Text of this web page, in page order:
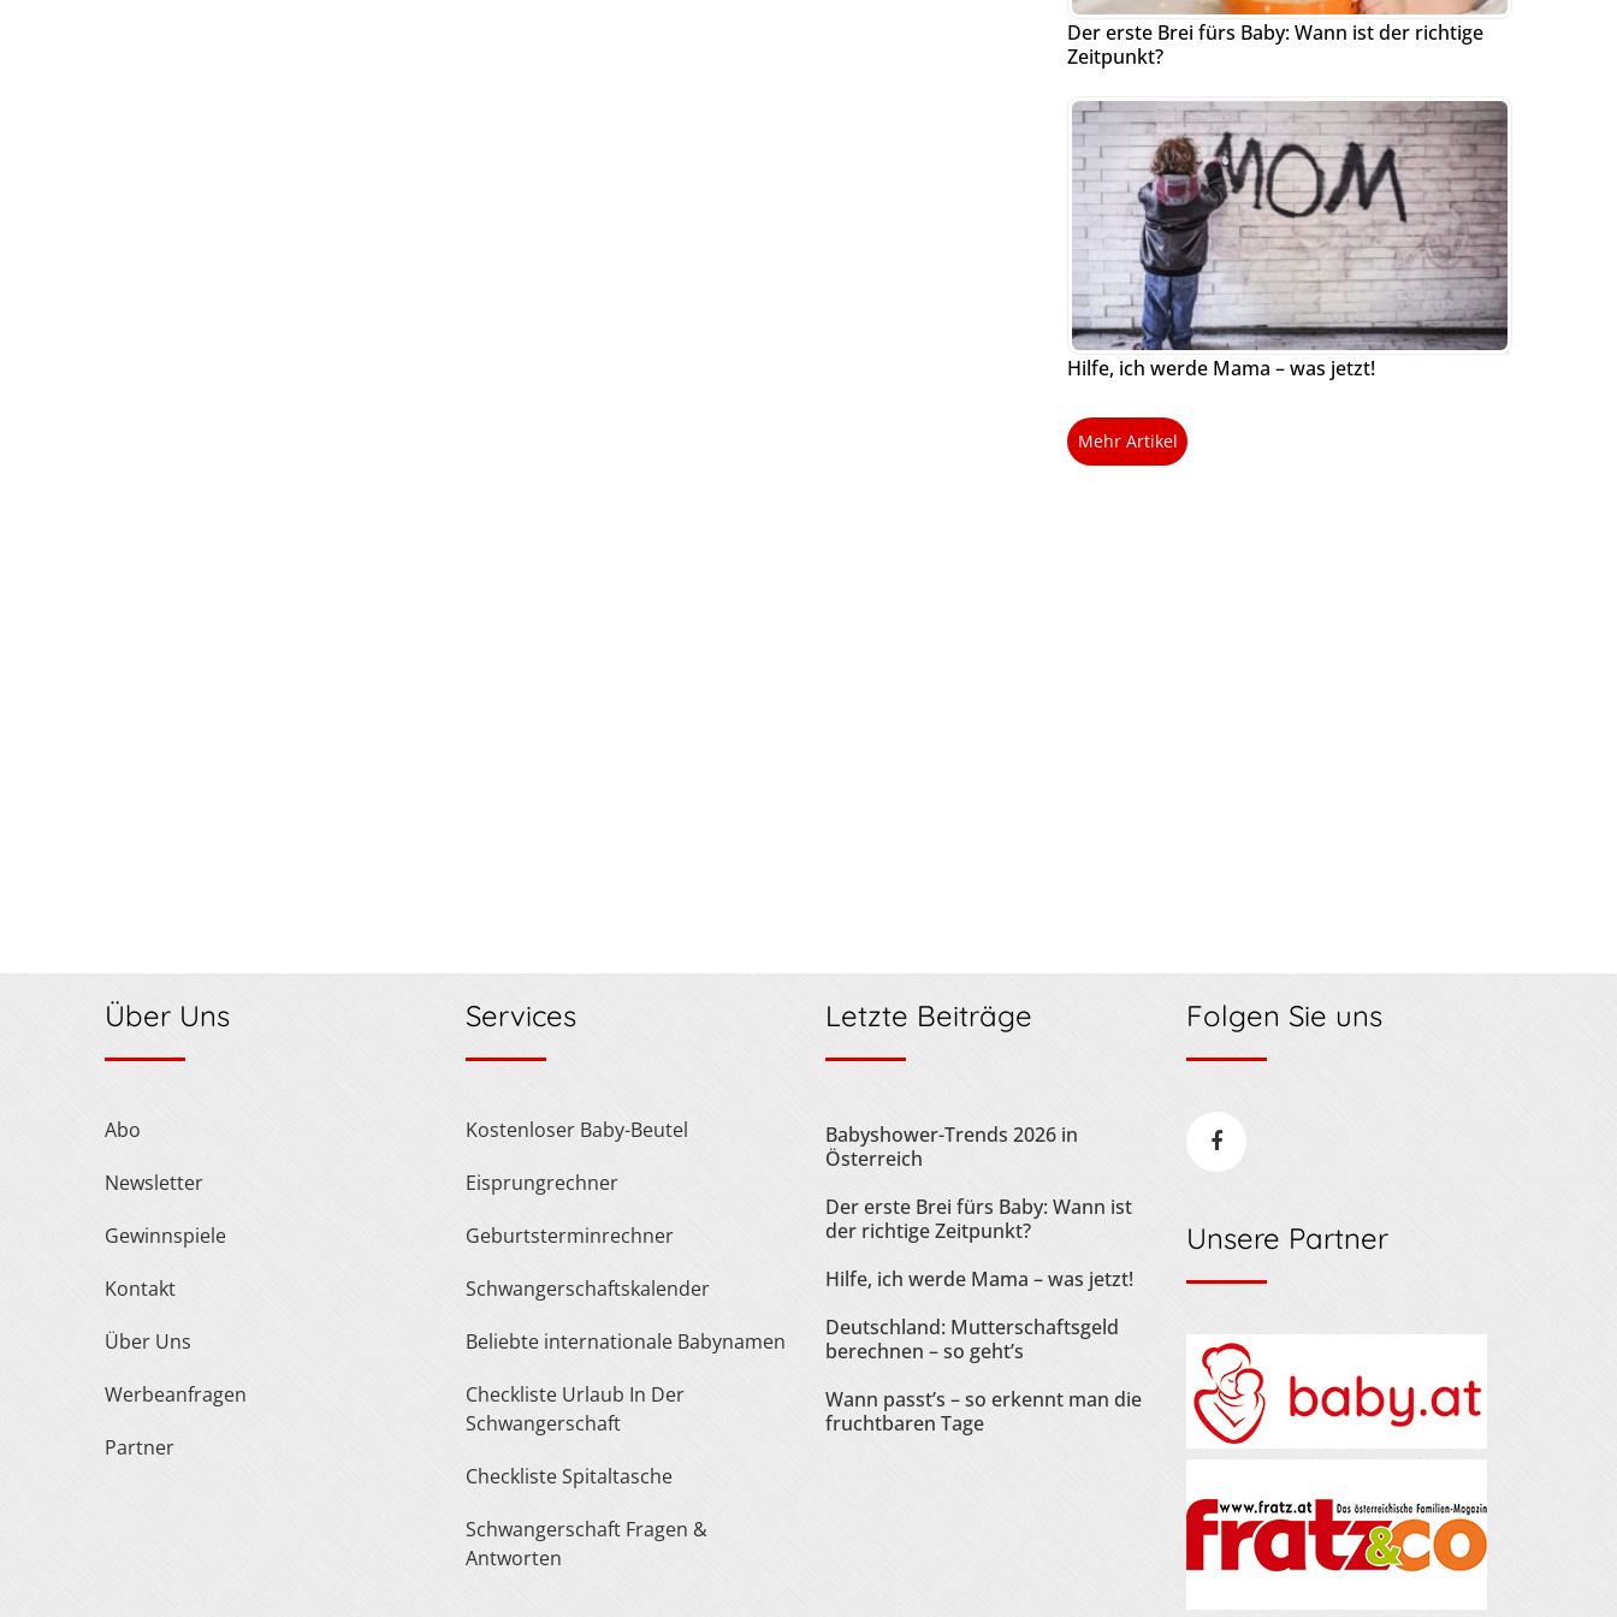
Der erste Brei fürs Baby: Wann ist der richtige
Zeitpunkt?
Hilfe, ich werde Mama – was jetzt!
Mehr Artikel
Über Uns
Abo
Newsletter
Gewinnspiele
Kontakt
Über Uns
Werbeanfragen
Partner
Services
Kostenloser Baby-Beutel
Eisprungrechner
Geburtsterminrechner
Schwangerschaftskalender
Beliebte internationale Babynamen
Checkliste Urlaub In Der
Schwangerschaft
Checkliste Spitaltasche
Schwangerschaft Fragen &
Antworten
Letzte Beiträge
Babyshower-Trends 2026 in
Österreich
Der erste Brei fürs Baby: Wann ist
der richtige Zeitpunkt?
Hilfe, ich werde Mama – was jetzt!
Deutschland: Mutterschaftsgeld
berechnen – so geht’s
Wann passt’s – so erkennt man die
fruchtbaren Tage
Folgen Sie uns
Unsere Partner